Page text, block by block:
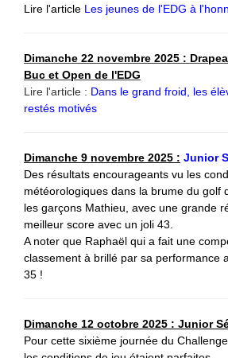
Lire l'article Les jeunes de l'EDG à
Dimanche 22 novembre 2025 :
Buc et Open de l'EDG
Lire l'article : Dans le grand froid, les
restés motivés
Dimanche 9 novembre 2025 : Junior
Des résultats encourageants vu les
météorologiques dans la brume du golf
les garçons Mathieu, avec une grande
meilleur score avec un joli 43.
A noter que Raphaël qui a fait une
classement à brillé par sa performance
35 !
Dimanche 12 octobre 2025 : Junior
Pour cette sixième journée du